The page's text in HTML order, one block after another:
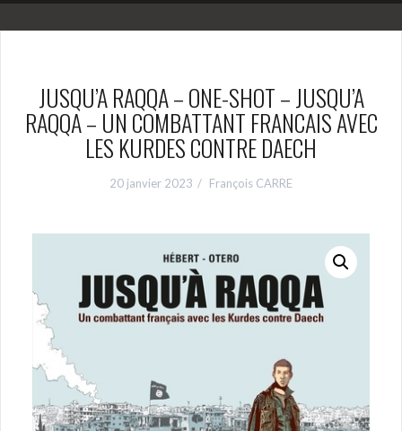
JUSQU’A RAQQA – ONE-SHOT – JUSQU’A
RAQQA – UN COMBATTANT FRANCAIS AVEC
LES KURDES CONTRE DAECH
20 janvier 2023 François CARRE